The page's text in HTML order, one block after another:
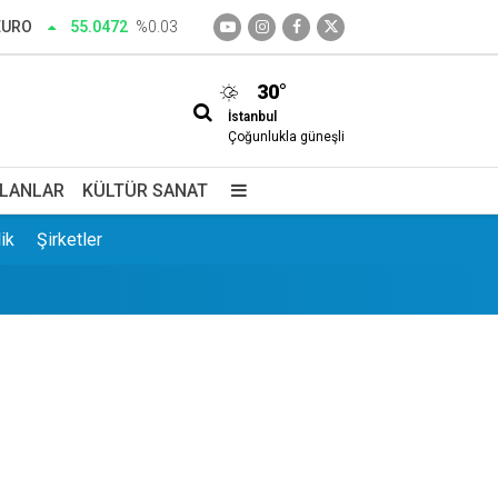
55.0472 %0.03
30°
İstanbul
Çoğunlukla güneşli
KÜLTÜR SANAT
Şirketler
geçti
cennet